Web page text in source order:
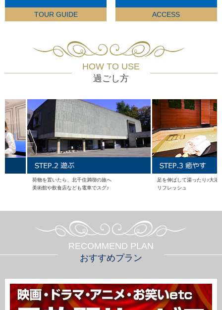
TOUR GUIDE ACCESS
HOW TO USE
過ごし方
荷物を置いたら、北千住満喫の旅へ
美術館や飲食店なども電車でスグ♪
足を伸ばして湯ったり♪大浴場やサウ
リフレッシュ
RECOMMEND PLAN
おすすめプラン